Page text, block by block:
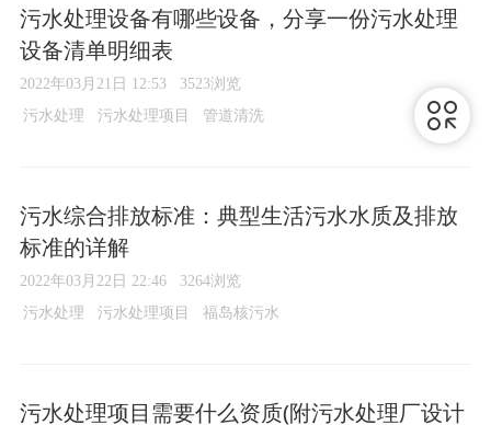
污水处理设备有哪些设备，分享一份污水处理
设备清单明细表
2022年03月21日 12:53 3523浏览
污水处理 污水处理项目 管道清洗
污水综合排放标准：典型生活污水水质及排放
标准的详解
2022年03月22日 22:46 3264浏览
污水处理 污水处理项目 福岛核污水
污水处理项目需要什么资质(附污水处理厂设计